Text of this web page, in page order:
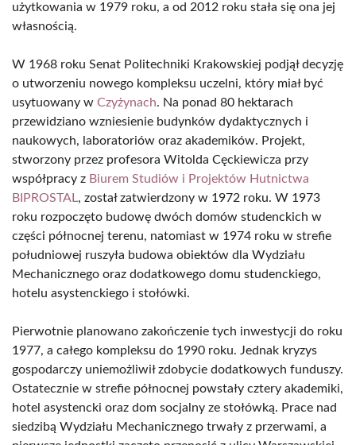
użytkowania w 1979 roku, a od 2012 roku stała się ona jej
własnością.
W 1968 roku Senat Politechniki Krakowskiej podjął decyzję
o utworzeniu nowego kompleksu uczelni, który miał być
usytuowany w Czyżynach. Na ponad 80 hektarach
przewidziano wzniesienie budynków dydaktycznych i
naukowych, laboratoriów oraz akademików. Projekt,
stworzony przez profesora Witolda Cęckiewicza przy
współpracy z Biurem Studiów i Projektów Hutnictwa
BIPROSTAL, został zatwierdzony w 1972 roku. W 1973
roku rozpoczęto budowę dwóch domów studenckich w
części północnej terenu, natomiast w 1974 roku w strefie
południowej ruszyła budowa obiektów dla Wydziału
Mechanicznego oraz dodatkowego domu studenckiego,
hotelu asystenckiego i stołówki.
Pierwotnie planowano zakończenie tych inwestycji do roku
1977, a całego kompleksu do 1990 roku. Jednak kryzys
gospodarczy uniemożliwił zdobycie dodatkowych funduszy.
Ostatecznie w strefie północnej powstały cztery akademiki,
hotel asystencki oraz dom socjalny ze stołówką. Prace nad
siedzibą Wydziału Mechanicznego trwały z przerwami, a